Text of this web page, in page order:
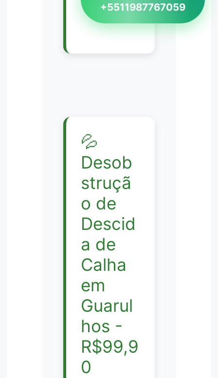
+5511987767059
💦
Desob
struçã
o de
Descid
a de
Calha
em
Guarul
hos -
R$99,9
0